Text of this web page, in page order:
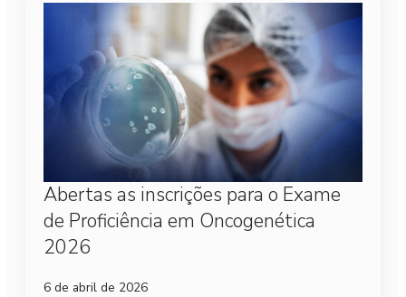
Abertas as inscrições para o Exame
de Proficiência em Oncogenética
2026
6 de abril de 2026